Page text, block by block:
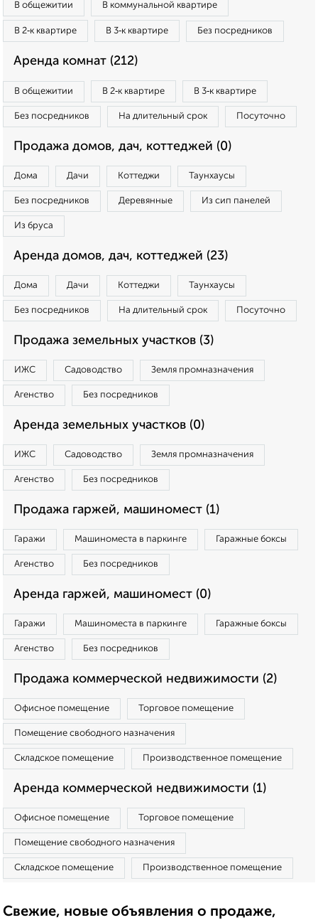
В общежитии В коммунальной квартире
В 2‑к квартире В 3‑к квартире Без посредников
Аренда комнат (212)
В общежитии В 2‑к квартире В 3‑к квартире
Без посредников На длительный срок Посуточно
Продажа домов, дач, коттеджей (0)
Дома Дачи Коттеджи Таунхаусы
Без посредников Деревянные Из сип панелей
Из бруса
Аренда домов, дач, коттеджей (23)
Дома Дачи Коттеджи Таунхаусы
Без посредников На длительный срок Посуточно
Продажа земельных участков (3)
ИЖС Садоводство Земля промназначения
Агенство Без посредников
Аренда земельных участков (0)
ИЖС Садоводство Земля промназначения
Агенство Без посредников
Продажа гаржей, машиномест (1)
Гаражи Машиноместа в паркинге Гаражные боксы
Агенство Без посредников
Аренда гаржей, машиномест (0)
Гаражи Машиноместа в паркинге Гаражные боксы
Агенство Без посредников
Продажа коммерческой недвижимости (2)
Офисное помещение Торговое помещение
Помещение свободного назначения
Складское помещение Производственное помещение
Аренда коммерческой недвижимости (1)
Офисное помещение Торговое помещение
Помещение свободного назначения
Складское помещение Производственное помещение
Свежие, новые объявления о продаже,